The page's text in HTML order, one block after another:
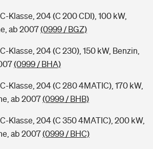
Klasse, 204 (C 200 CDI), 100 kW,
ab 2007(0999 / BGZ)
Klasse, 204 (C 230), 150 kW, Benzin,
(0999 / BHA)
Klasse, 204 (C 280 4MATIC), 170 kW,
ab 2007(0999 / BHB)
Klasse, 204 (C 350 4MATIC), 200 kW,
ab 2007(0999 / BHC)